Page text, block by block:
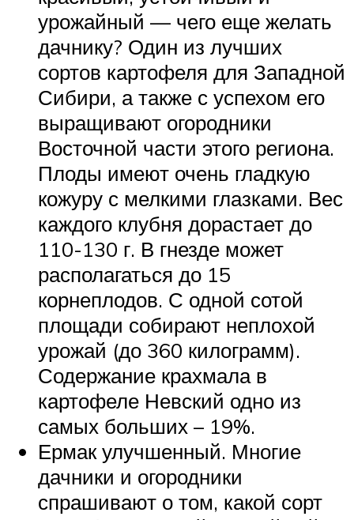
урожайный — чего еще желать
дачнику? Один из лучших
сортов картофеля для Западной
Сибири, а также с успехом его
выращивают огородники
Восточной части этого региона.
Плоды имеют очень гладкую
кожуру с мелкими глазками. Вес
каждого клубня дорастает до
110-130 г. В гнезде может
располагаться до 15
корнеплодов. С одной сотой
площади собирают неплохой
урожай (до 360 килограмм).
Содержание крахмала в
картофеле Невский одно из
самых больших – 19%.
Ермак улучшенный. Многие
дачники и огородники
спрашивают о том, какой сорт